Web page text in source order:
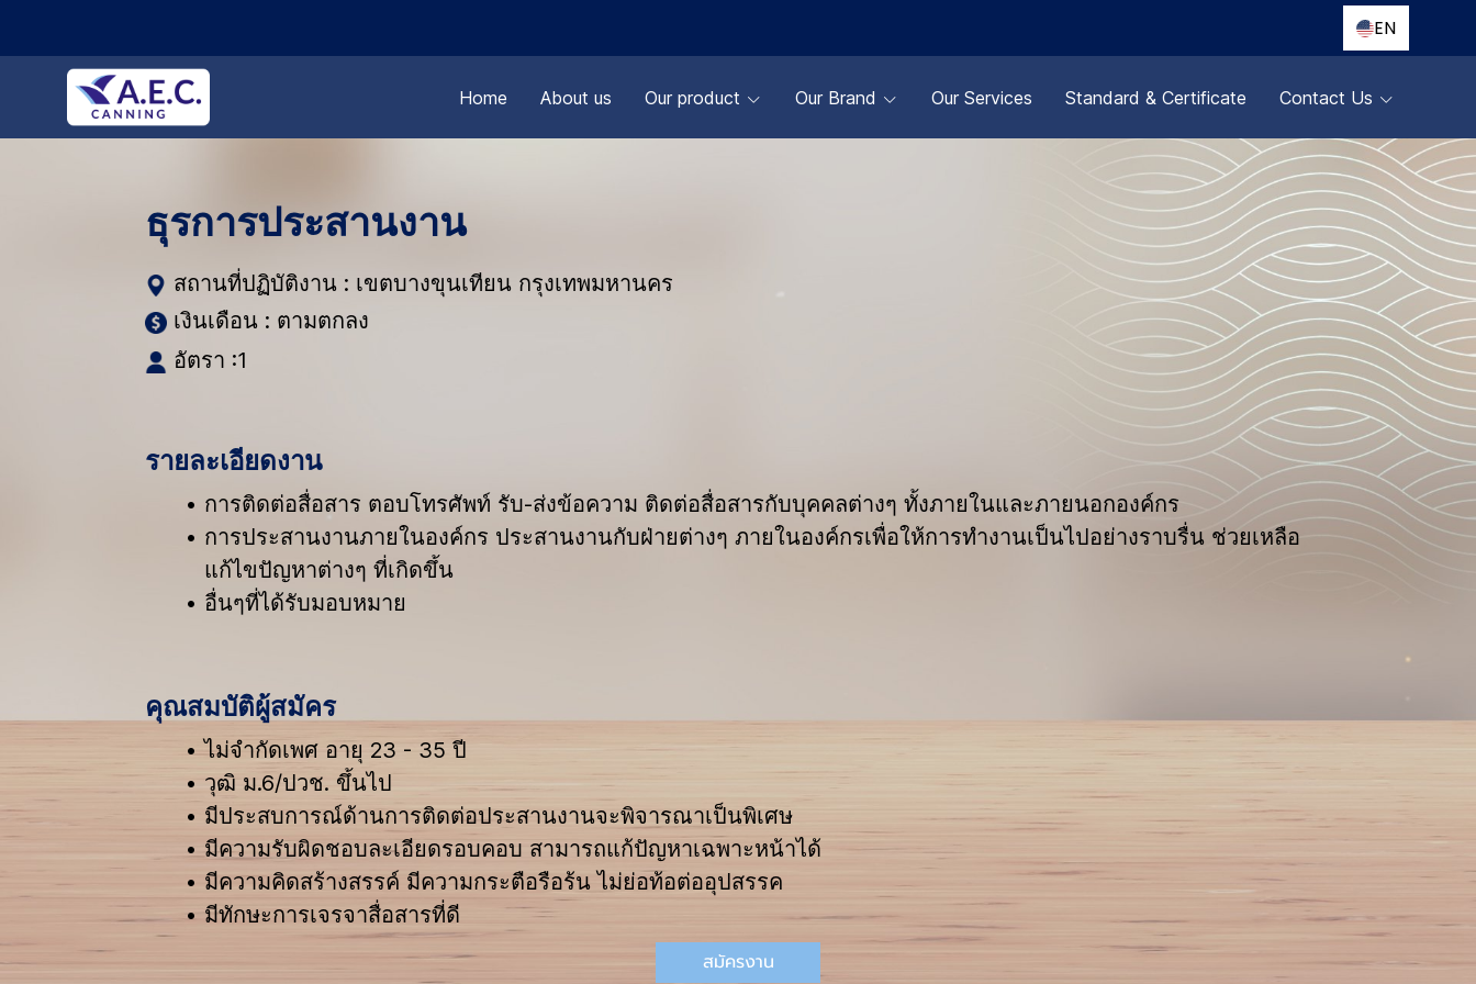
EN
Home About us Our product Our Brand Our Services Standard & Certificate Contact Us
ธุรการประสานงาน
สถานที่ปฏิบัติงาน : เขตบางขุนเทียน กรุงเทพมหานคร
เงินเดือน : ตามตกลง
อัตรา :1
รายละเอียดงาน
การติดต่อสื่อสาร ตอบโทรศัพท์ รับ-ส่งข้อความ ติดต่อสื่อสารกับบุคคลต่างๆ ทั้งภายในและภายนอกองค์กร
การประสานงานภายในองค์กร ประสานงานกับฝ่ายต่างๆ ภายในองค์กรเพื่อให้การทำงานเป็นไปอย่างราบรื่น ช่วยเหลือ
แก้ไขปัญหาต่างๆ ที่เกิดขึ้น
อื่นๆที่ได้รับมอบหมาย
คุณสมบัติผู้สมัคร
ไม่จำกัดเพศ อายุ 23 - 35 ปี
วุฒิ ม.6/ปวช. ขึ้นไป
มีประสบการณ์ด้านการติดต่อประสานงานจะพิจารณาเป็นพิเศษ
มีความรับผิดชอบละเอียดรอบคอบ สามารถแก้ปัญหาเฉพาะหน้าได้
มีความคิดสร้างสรรค์ มีความกระตือรือร้น ไม่ย่อท้อต่ออุปสรรค
มีทักษะการเจรจาสื่อสารที่ดี
สมัครงาน